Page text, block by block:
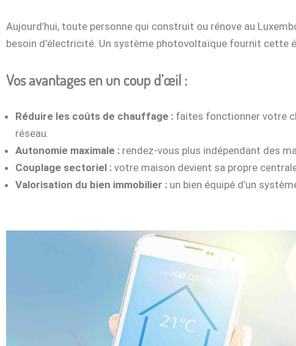
Aujourd’hui, toute personne qui construit ou rénove au
besoin d’électricité. Un système photovoltaïque fournit
Vos avantages en un coup d’œil :
Réduire les coûts de chauffage : faites fonctionner votre
réseau.
Autonomie maximale : rendez-vous plus indépendant des
Couplage sectoriel : votre maison devient sa propre
Valorisation du bien immobilier : un bien équipé d’un